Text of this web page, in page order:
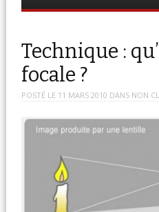
content
Technique :
focale ?
POSTÉ LE 11 MARS 2010 DANS NON